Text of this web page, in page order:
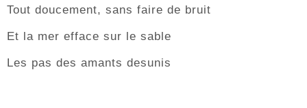
Tout doucement, sans faire de bruit
Et la mer efface sur le sable
Les pas des amants desunis